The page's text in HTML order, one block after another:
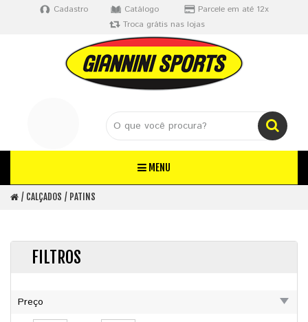
Cadastro Catálogo
Parcele em até 12x
Troca grátis nas lojas
MENU
CALÇADOS PATINS
FILTROS
Preço